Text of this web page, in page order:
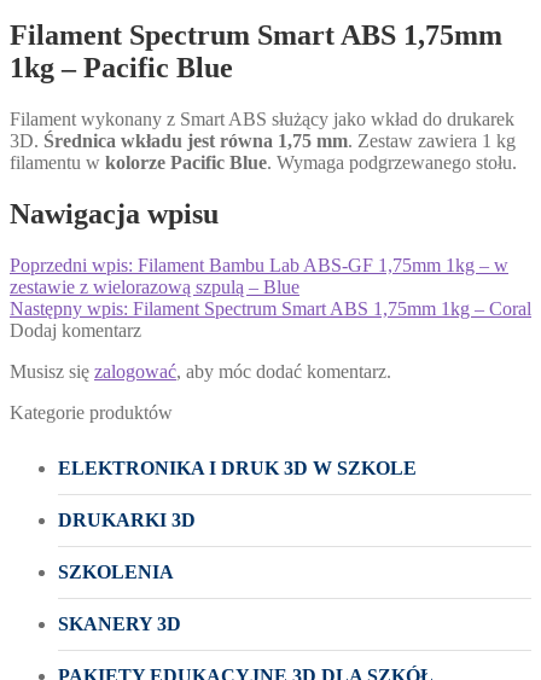
Filament Spectrum Smart ABS 1,75mm
1kg – Pacific Blue
Filament wykonany z Smart ABS służący jako wkład do drukarek
3D. Średnica wkładu jest równa 1,75 mm. Zestaw zawiera 1 kg
filamentu w kolorze Pacific Blue. Wymaga podgrzewanego stołu.
Nawigacja wpisu
Poprzedni wpis: Filament Bambu Lab ABS-GF 1,75mm 1kg – w
zestawie z wielorazową szpulą – Blue
Następny wpis: Filament Spectrum Smart ABS 1,75mm 1kg – Coral
Dodaj komentarz
Musisz się zalogować, aby móc dodać komentarz.
Kategorie produktów
ELEKTRONIKA I DRUK 3D W SZKOLE
DRUKARKI 3D
SZKOLENIA
SKANERY 3D
PAKIETY EDUKACYJNE 3D DLA SZKÓŁ